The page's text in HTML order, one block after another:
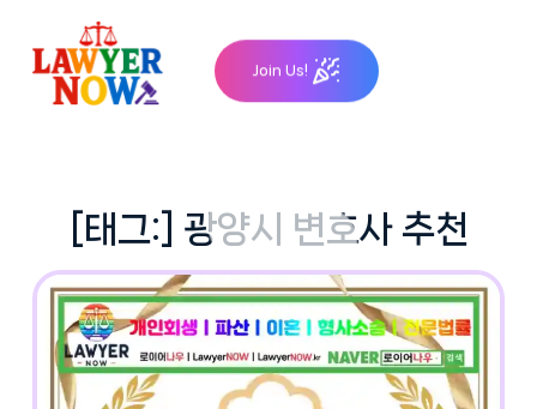
content
Join Us!
[태그:] 광양시 변호사 추천